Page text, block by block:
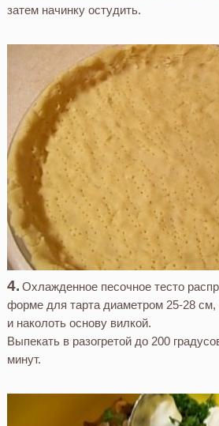
затем начинку остудить.
Охлажденное песочное тесто
форме для тарта диаметром 25-28
и наколоть основу вилкой.
Выпекать в разогретой до 200
минут.